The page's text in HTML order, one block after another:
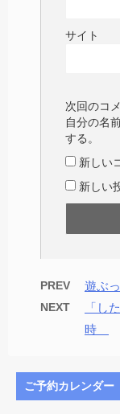
サイト
次回のコ
自分の名
する。
新しい
新しい
PREV 遊ぶ
NEXT
「し
時
ご予約カレンダー